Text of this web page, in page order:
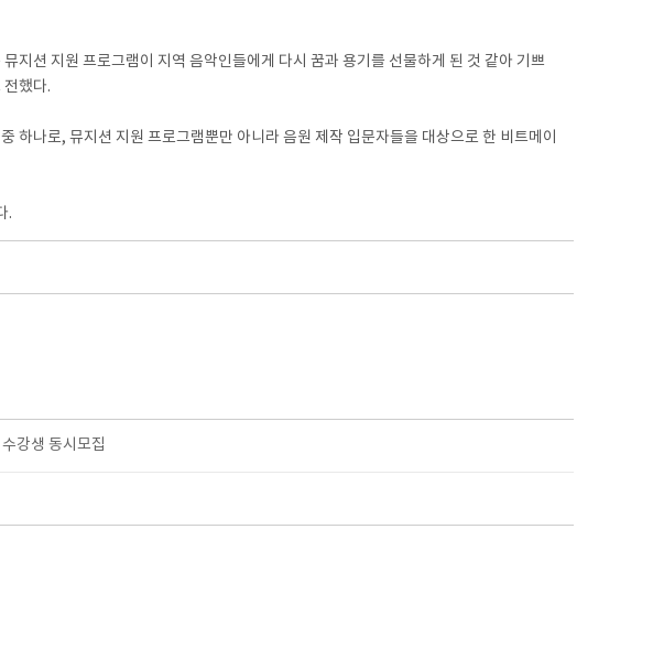
지션 지원 프로그램이 지역 음악인들에게 다시 꿈과 용기를 선물하게 된 것 같아 기쁘
전했다.
하나로, 뮤지션 지원 프로그램뿐만 아니라 음원 제작 입문자들을 대상으로 한 비트메이
.
강생 동시모집